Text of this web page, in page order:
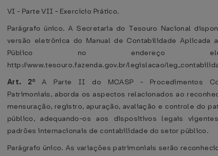
VI - Parte VII - Exercício Prático.
Parágrafo único. A Secretaria do Tesouro Nacional
versão eletrônica do Manual de Contabilidade Aplicada
Público no endereço
http://www.tesouro.fazenda.gov.br/legislacao/
Art. 2ºA Parte II do MCASP - Procedimentos
Patrimoniais, aborda os aspectos relacionados ao
mensuração, registro, apuração, avaliação e controle do
público, adequando-os aos dispositivos legais
padrões internacionais de contabilidade do setor público.
Parágrafo único. As variações patrimoniais serão